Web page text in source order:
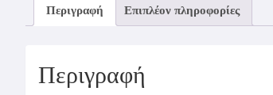
Περιγραφή Επιπλέον πληροφορίες
Περιγραφή